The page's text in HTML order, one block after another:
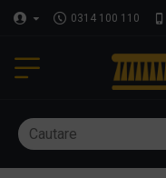
0314 100 110